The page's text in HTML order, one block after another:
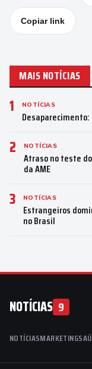
Copiar link
MAIS NOTÍCIAS
1 NOTÍCIAS
2 NOTÍCIAS
Atraso no teste
da AME
3 NOTÍCIAS
Estrangeiros
no Brasil
NOTÍCIAS 9
NOTÍCIASMARKETING